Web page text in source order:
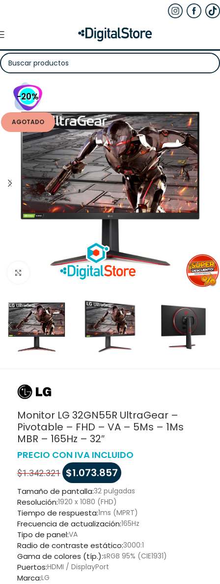
-20%
AGOTADO
Haga clic para ampliar
Monitor LG 32GN55R UltraGear –
Pivotable – FHD – VA – 5Ms – 1Ms
MBR – 165Hz – 32″
PRECIO CON IVA INCLUIDO
$1.342.321 $1.073.857
Tamaño de pantalla:32 pulgadas
Resolución:1920 x 1080 (FHD)
Tiempo de respuesta:1ms (MPRT)
Frecuencia de actualización:165Hz
Tipo de panel:VA
Radio de contraste estático:3000:1
Gama de colores (típ.):sRGB 95% (CIE1931)
Puertos:HDMI / DisplayPort
Marca:LG